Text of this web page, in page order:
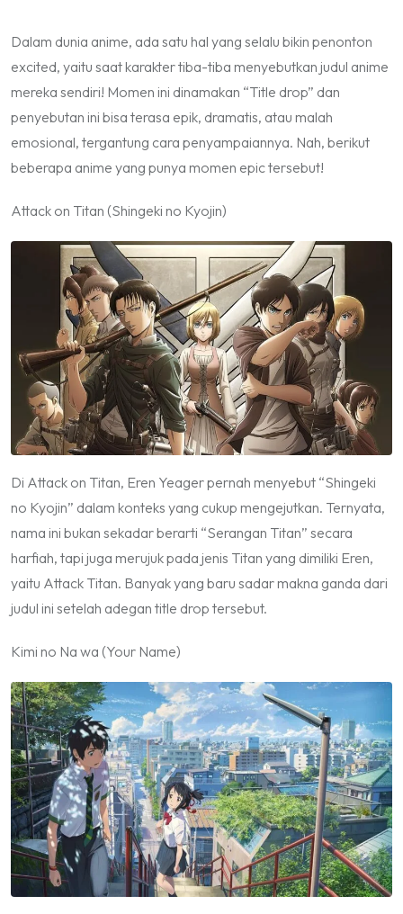
Dalam dunia anime, ada satu hal yang selalu bikin penonton
excited, yaitu saat karakter tiba-tiba menyebutkan judul anime
mereka sendiri! Momen ini dinamakan “Title drop” dan
penyebutan ini bisa terasa epik, dramatis, atau malah
emosional, tergantung cara penyampaiannya. Nah, berikut
beberapa anime yang punya momen epic tersebut!
Attack on Titan (Shingeki no Kyojin)
Di Attack on Titan, Eren Yeager pernah menyebut “Shingeki
no Kyojin” dalam konteks yang cukup mengejutkan. Ternyata,
nama ini bukan sekadar berarti “Serangan Titan” secara
harfiah, tapi juga merujuk pada jenis Titan yang dimiliki Eren,
yaitu Attack Titan. Banyak yang baru sadar makna ganda dari
judul ini setelah adegan title drop tersebut.
Kimi no Na wa (Your Name)